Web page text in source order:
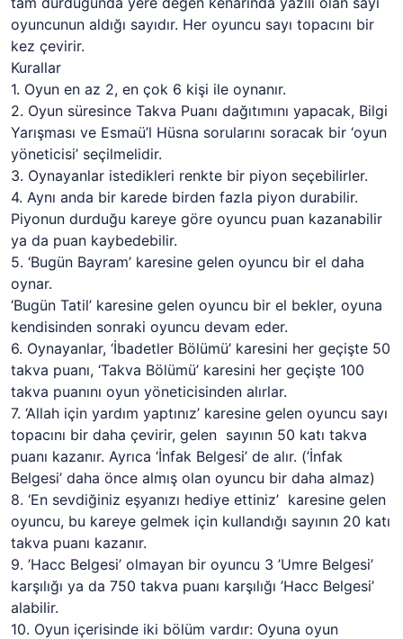
oyuncunun aldığı sayıdır. Her oyuncu sayı topacını bir
kez çevirir.
Kurallar
1. Oyun en az 2, en çok 6 kişi ile oynanır.
2. Oyun süresince Takva Puanı dağıtımını yapacak, Bilgi
Yarışması ve Esmaü’l Hüsna sorularını soracak bir ‘oyun
yöneticisi’ seçilmelidir.
3. Oynayanlar istedikleri renkte bir piyon seçebilirler.
4. Aynı anda bir karede birden fazla piyon durabilir.
Piyonun durduğu kareye göre oyuncu puan kazanabilir
ya da puan kaybedebilir.
5. ‘Bugün Bayram’ karesine gelen oyuncu bir el daha
oynar.
‘Bugün Tatil’ karesine gelen oyuncu bir el bekler, oyuna
kendisinden sonraki oyuncu devam eder.
6. Oynayanlar, ‘İbadetler Bölümü’ karesini her geçişte 50
takva puanı, ‘Takva Bölümü’ karesini her geçişte 100
takva puanını oyun yöneticisinden alırlar.
7. ‘Allah için yardım yaptınız’ karesine gelen oyuncu sayı
topacını bir daha çevirir, gelen sayının 50 katı takva
puanı kazanır. Ayrıca ‘İnfak Belgesi’ de alır. (’İnfak
Belgesi’ daha önce almış olan oyuncu bir daha almaz)
8. ‘En sevdiğiniz eşyanızı hediye ettiniz’ karesine gelen
oyuncu, bu kareye gelmek için kullandığı sayının 20 katı
takva puanı kazanır.
9. ’Hacc Belgesi’ olmayan bir oyuncu 3 ’Umre Belgesi’
karşılığı ya da 750 takva puanı karşılığı ’Hacc Belgesi’
alabilir.
10. Oyun içerisinde iki bölüm vardır: Oyuna oyun